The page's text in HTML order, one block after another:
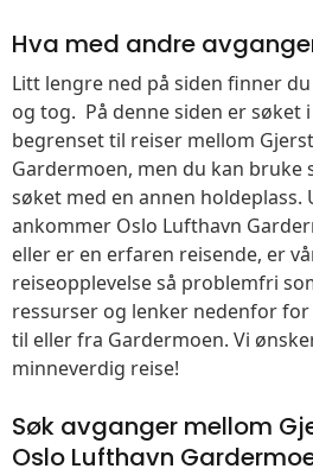
Hva med andre
Litt lengre ned på siden finner
og tog. På denne siden er søket
begrenset til reiser mellom
Gardermoen, men du kan bruke
søket med en annen holdeplass.
ankommer Oslo Lufthavn
eller er en erfaren reisende, er
reiseopplevelse så problemfri
ressurser og lenker nedenfor
til eller fra Gardermoen. Vi
minneverdig reise!
Søk avganger mellom
Oslo Lufthavn